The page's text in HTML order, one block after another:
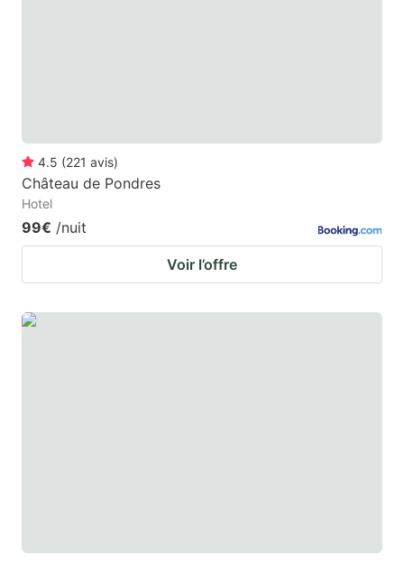
4.5 (221 avis)
Château de Pondres
Hotel
99€ /nuit
Voir l’offre